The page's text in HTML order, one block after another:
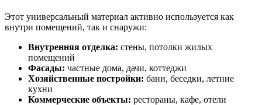
Этот универсальный материал активно используется как
внутри помещений, так и снаружи:
Внутренняя отделка: стены, потолки жилых
помещений
Фасады: частные дома, дачи, коттеджи
Хозяйственные постройки: бани, беседки, летние
кухни
Коммерческие объекты: рестораны, кафе, отели